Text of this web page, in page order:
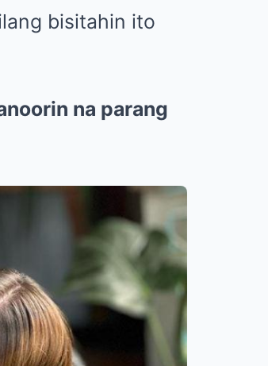
bisitahin ito
na parang